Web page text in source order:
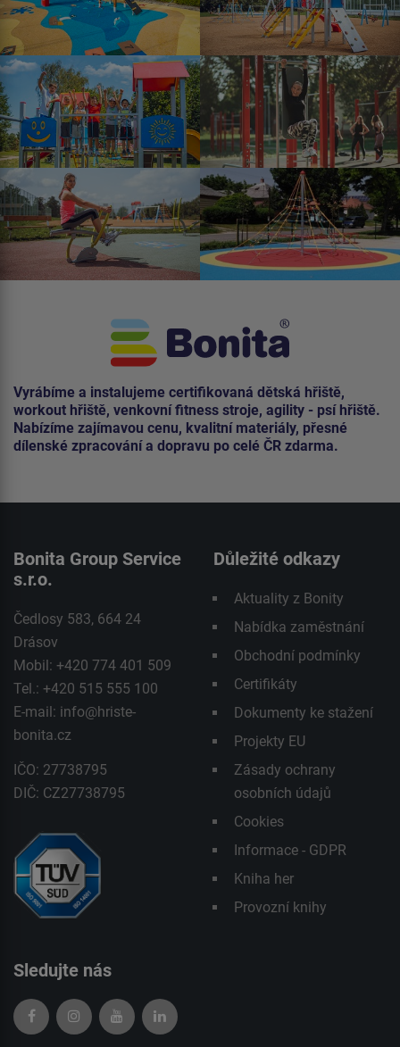
Vyrábíme a instalujeme certifikovaná dětská hřiště,
workout hřiště, venkovní fitness stroje, agility - psí hřiště.
Nabízíme zajímavou cenu, kvalitní materiály, přesné
dílenské zpracování a dopravu po celé ČR zdarma.
Bonita Group Service
s.r.o.
Čedlosy 583, 664 24
Drásov
Mobil: +420 774 401 509
Tel.: +420 515 555 100
E-mail: info@hriste-
bonita.cz
IČO: 27738795
DIČ: CZ27738795
Důležité odkazy
Aktuality z Bonity
Nabídka zaměstnání
Obchodní podmínky
Certifikáty
Dokumenty ke stažení
Projekty EU
Zásady ochrany
osobních údajů
Cookies
Informace - GDPR
Kniha her
Provozní knihy
Sledujte nás